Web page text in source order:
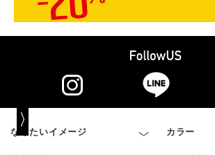
なりたいイメージ カラー